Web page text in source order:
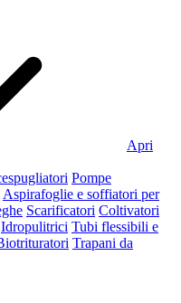
Apri
Pompe
Aspirafoglie e soffiatori per
Scarificatori Coltivatori
Idropulitrici Tubi flessibili e
Trapani da